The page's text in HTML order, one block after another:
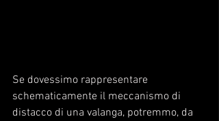
Se dovessimo rappresentare
schematicamente il meccanismo di
distacco di una valanga, potremmo, da